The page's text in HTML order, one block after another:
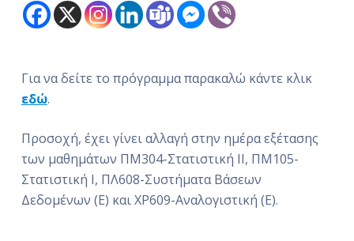
Για να δείτε το πρόγραμμα παρακαλώ κάντε κλικ
εδώ.
Προσοχή, έχει γίνει αλλαγή στην ημέρα εξέτασης
των μαθημάτων ΠΜ304-Στατιστική ΙΙ, ΠΜ105-
Στατιστική Ι, ΠΛ608-Συστήματα Βάσεων
Δεδομένων (Ε) και ΧΡ609-Αναλογιστική (Ε).